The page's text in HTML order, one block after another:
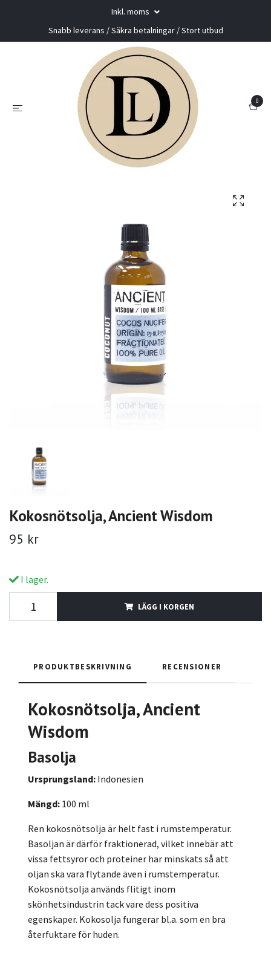
Inkl. moms
Snabb leverans / Säkra betalningar / Stort utbud
0
Kokosnötsolja, Ancient Wisdom
95 kr
I lager.
LÄGG I KORGEN
PRODUKTBESKRIVNING RECENSIONER
Kokosnötsolja, Ancient
Wisdom
Basolja
Ursprungsland: Indonesien
Mängd: 100 ml
Ren kokosnötsolja är helt fast i rumstemperatur.
Basoljan är därför fraktionerad, vilket innebär att
vissa fettsyror och proteiner har minskats så att
oljan ska vara flytande även i rumstemperatur.
Kokosnötsolja används flitigt inom
skönhetsindustrin tack vare dess positiva
egenskaper. Kokosolja fungerar bl.a. som en bra
återfuktare för huden.